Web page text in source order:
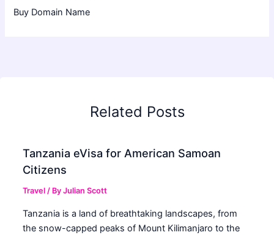
Buy Domain Name
Related Posts
Tanzania eVisa for American Samoan
Citizens
Travel / ByJulian Scott
Tanzania is a land of breathtaking landscapes, from
the snow-capped peaks of Mount Kilimanjaro to the